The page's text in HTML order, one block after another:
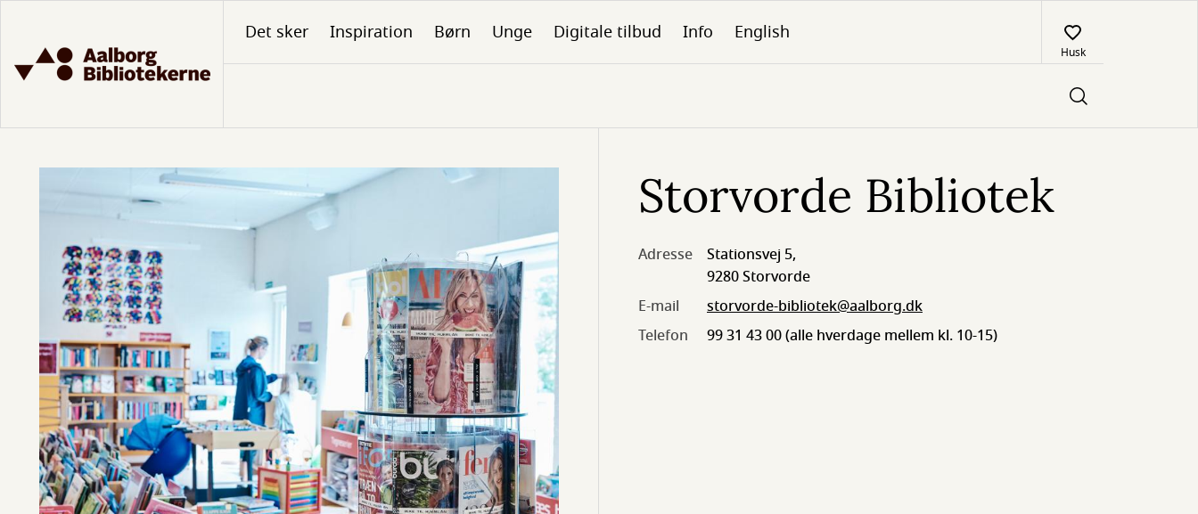
hovedindhold
Det sker Inspiration Børn Unge Digitale tilbud Info English
Husk
Storvorde Bibliotek
Adresse
Stationsvej 5,
9280 Storvorde
E-mail
storvorde-bibliotek@aalborg.dk
Telefon
99 31 43 00 (alle hverdage mellem kl. 10-15)